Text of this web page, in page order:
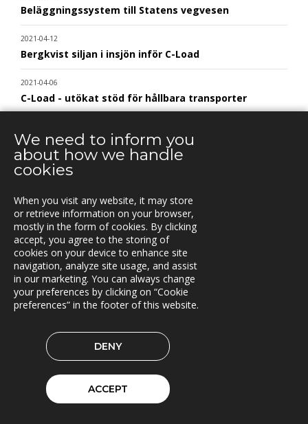
Beläggningssystem till Statens vegvesen
2021-04-12
Bergkvist siljan i insjön inför C-Load
2021-04-06
C-Load - utökat stöd för hållbara transporter
TRACS Flow i drift hos Söderhamns LBC
2021-03-15
2021-03-08
Ny version av TRACS Flow
2021-02-26
Webinar med RoadCloud
2021-02-24
2021-01-29
En attraktiv arbetsgivare!
2021-01-11
Triona expanderar i Göteborg
We need to inform you
about how we handle
cookies
When you visit any website, it may store
or retrieve information on your browser,
mostly in the form of cookies. By clicking
accept, you agree to the storing of
cookies on your device to enhance site
navigation, analyze site usage, and assist
in our marketing. You can always change
your preferences by clicking on “Cookie
preferences” in the footer of this website.
DENY
ACCEPT